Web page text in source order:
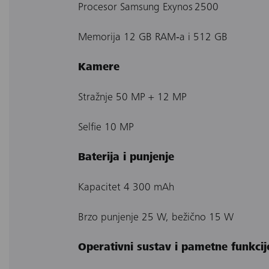
Procesor Samsung Exynos 2500
Memorija 12 GB RAM‐a i 512 GB
Kamere
Stražnje 50 MP + 12 MP
Selfie 10 MP
Baterija i punjenje
Kapacitet 4 300 mAh
Brzo punjenje 25 W, bežično 15 W
Operativni sustav i pametne